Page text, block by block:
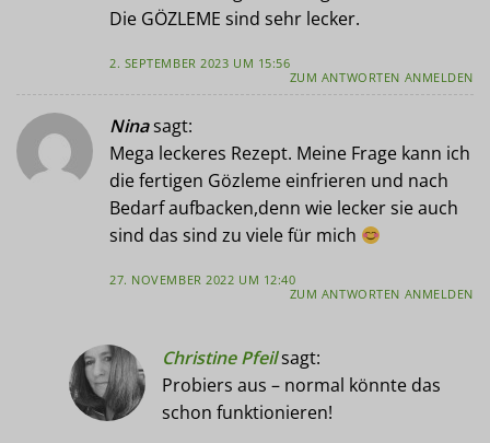
Die GÖZLEME sind sehr lecker.
2. SEPTEMBER 2023 UM 15:56
ZUM ANTWORTEN ANMELDEN
Ninasagt:
Mega leckeres Rezept. Meine Frage kann ich
die fertigen Gözleme einfrieren und nach
Bedarf aufbacken,denn wie lecker sie auch
sind das sind zu viele für mich
27. NOVEMBER 2022 UM 12:40
ZUM ANTWORTEN ANMELDEN
Christine Pfeilsagt:
Probiers aus – normal könnte das
schon funktionieren!